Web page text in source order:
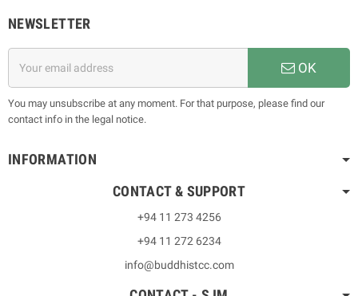
NEWSLETTER
OK
You may unsubscribe at any moment. For that purpose, please find our
contact info in the legal notice.
INFORMATION
CONTACT & SUPPORT
+94 11 273 4256
+94 11 272 6234
info@buddhistcc.com